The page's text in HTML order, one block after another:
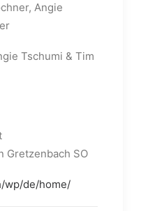
Angie
Tschumi & Tim
Gretzenbach SO
wp/de/home/